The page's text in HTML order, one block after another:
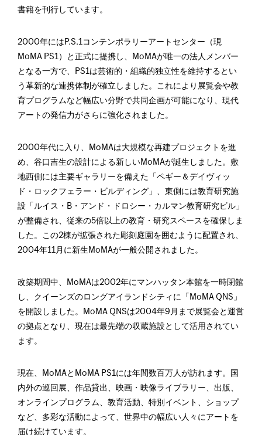
書籍を刊行しています。
2000年にはP.S.1コンテンポラリーアートセンター（現
MoMA PS1）と正式に提携し、MoMAが唯一の法人メンバー
となる一方で、PS1は芸術的・組織的独立性を維持するとい
う革新的な連携体制が確立しました。これにより展覧会や教
育プログラムなど幅広い分野で共同企画が可能になり、現代
アートの発信力がさらに強化されました。
2000年代に入り、MoMAは大規模な再建プロジェクトを進
め、谷口吉生の設計による新しいMoMAが誕生しました。敷
地西側には主要ギャラリーを備えた「ペギー＆デイヴィッ
ド・ロックフェラー・ビルディング」、東側には教育研究施
設「ルイス・B・アンド・ドロシー・カルマン教育研究ビル」
が整備され、従来の5倍以上の教育・研究スペースを確保しま
した。この2棟が拡張された彫刻庭園を囲むように配置され、
2004年11月に新生MoMAが一般公開されました。
改築期間中、MoMAは2002年にマンハッタン本館を一時閉館
し、クイーンズのロングアイランドシティに「MoMA QNS」
を開設しました。MoMA QNSは2004年9月まで展覧会と運営
の拠点となり、現在は最先端の収蔵施設として活用されてい
ます。
現在、MoMAとMoMA PS1には年間数百万人が訪れます。国
内外の巡回展、作品貸出、映画・映像ライブラリー、出版、
オンラインプログラム、教育活動、特別イベント、ショップ
など、多彩な活動によって、世界中の幅広い人々にアートを
届け続けています。